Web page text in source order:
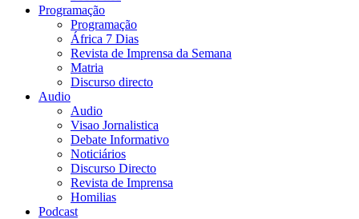
Programação
Programação
África 7 Dias
Revista de Imprensa da Semana
Matria
Discurso directo
Audio
Audio
Visao Jornalistica
Debate Informativo
Noticiários
Discurso Directo
Revista de Imprensa
Homilias
Podcast